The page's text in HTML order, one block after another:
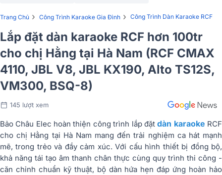
Trang Chủ › Công Trình Karaoke Gia Đình › Công Trình Dàn Karaoke RCF
Lắp đặt dàn karaoke RCF hơn 100tr
cho chị Hằng tại Hà Nam (RCF CMAX
4110, JBL V8, JBL KX190, Alto TS12S,
VM300, BSQ-8)
145 lượt xem
Bảo Châu Elec hoàn thiện công trình lắp đặtdàn karaoke RCF
cho chị Hằng tại Hà Nam mang đến trải nghiệm ca hát mạnh
mẽ, trong trẻo và đầy cảm xúc. Với cấu hình thiết bị đồng bộ,
khả năng tái tạo âm thanh chân thực cùng quy trình thi công -
căn chỉnh chuẩn kỹ thuật, bộ dàn hứa hẹn đáp ứng hoàn hảo